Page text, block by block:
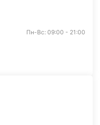
Пн-Вс: 09:00 - 21:00